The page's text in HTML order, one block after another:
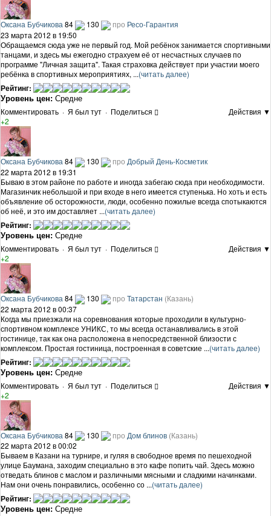
Оксана Бубчикова 84 130 про Ресо-Гарантия
23 марта 2012 в 19:50
Обращаемся сюда уже не первый год. Мой ребёнок занимается спортивными
танцами, и здесь мы ежегодно страхуем её от несчастных случаев по
программе "Личная защита". Такая страховка действует при участии моего
ребёнка в спортивных мероприятиях, ...(читать далее)
Рейтинг:
Уровень цен: Средне
Комментировать · Я был тут · Поделиться
Действия ▼
+2
Оксана Бубчикова 84 130 про Добрый День-Косметик
22 марта 2012 в 19:31
Бываю в этом районе по работе и иногда забегаю сюда при необходимости.
Магазинчик небольшой и при входе в него имеется ступенька. Но хоть и есть
объявление об осторожности, люди, особенно пожилые всегда спотыкаются
об неё, и это им доставляет ...(читать далее)
Рейтинг:
Уровень цен: Средне
Комментировать · Я был тут · Поделиться
Действия ▼
+2
Оксана Бубчикова 84 130 про Татарстан (Казань)
22 марта 2012 в 00:37
Когда мы приезжали на соревнования которые проходили в культурно-
спортивном комплексе УНИКС, то мы всегда останавливались в этой
гостинице, так как она расположена в непосредственной близости с
комплексом. Простая гостиница, построенная в советские ...(читать далее)
Рейтинг:
Уровень цен: Средне
Комментировать · Я был тут · Поделиться
Действия ▼
+2
Оксана Бубчикова 84 130 про Дом блинов (Казань)
22 марта 2012 в 00:02
Бываем в Казани на турнире, и гуляя в свободное время по пешеходной
улице Баумана, заходим специально в это кафе попить чай. Здесь можно
отведать блинов с маслом и различными мясными и сладкими начинками.
Нам они очень понравились, особенно со ...(читать далее)
Рейтинг:
Уровень цен: Средне